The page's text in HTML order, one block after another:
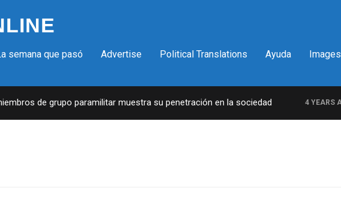
semana que pasó Advertise Political Translations Ayuda Images
de grupo paramilitar muestra su penetración en la sociedad 4 YEARS AGO